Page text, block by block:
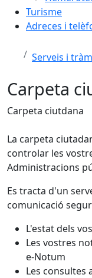
Turisme
Adreces i
Serveis i
Carpeta
Carpeta ciutdana
La carpeta
controlar les
Administracions
Es tracta d'un
comunicació
L'estat dels
Les vostres
e-Notum
Les consultes